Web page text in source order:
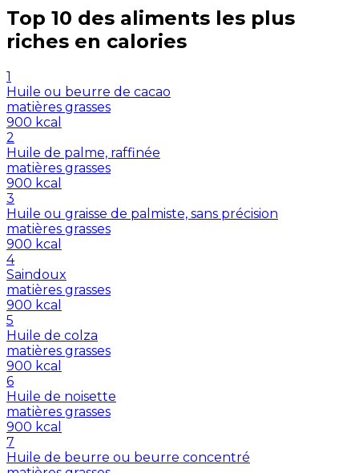
Top 10 des aliments les plus
riches en calories
1
Huile ou beurre de cacao
matières grasses
900 kcal
2
Huile de palme, raffinée
matières grasses
900 kcal
3
Huile ou graisse de palmiste, sans précision
matières grasses
900 kcal
4
Saindoux
matières grasses
900 kcal
5
Huile de colza
matières grasses
900 kcal
6
Huile de noisette
matières grasses
900 kcal
7
Huile de beurre ou beurre concentré